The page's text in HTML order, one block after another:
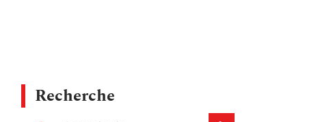
Recherche